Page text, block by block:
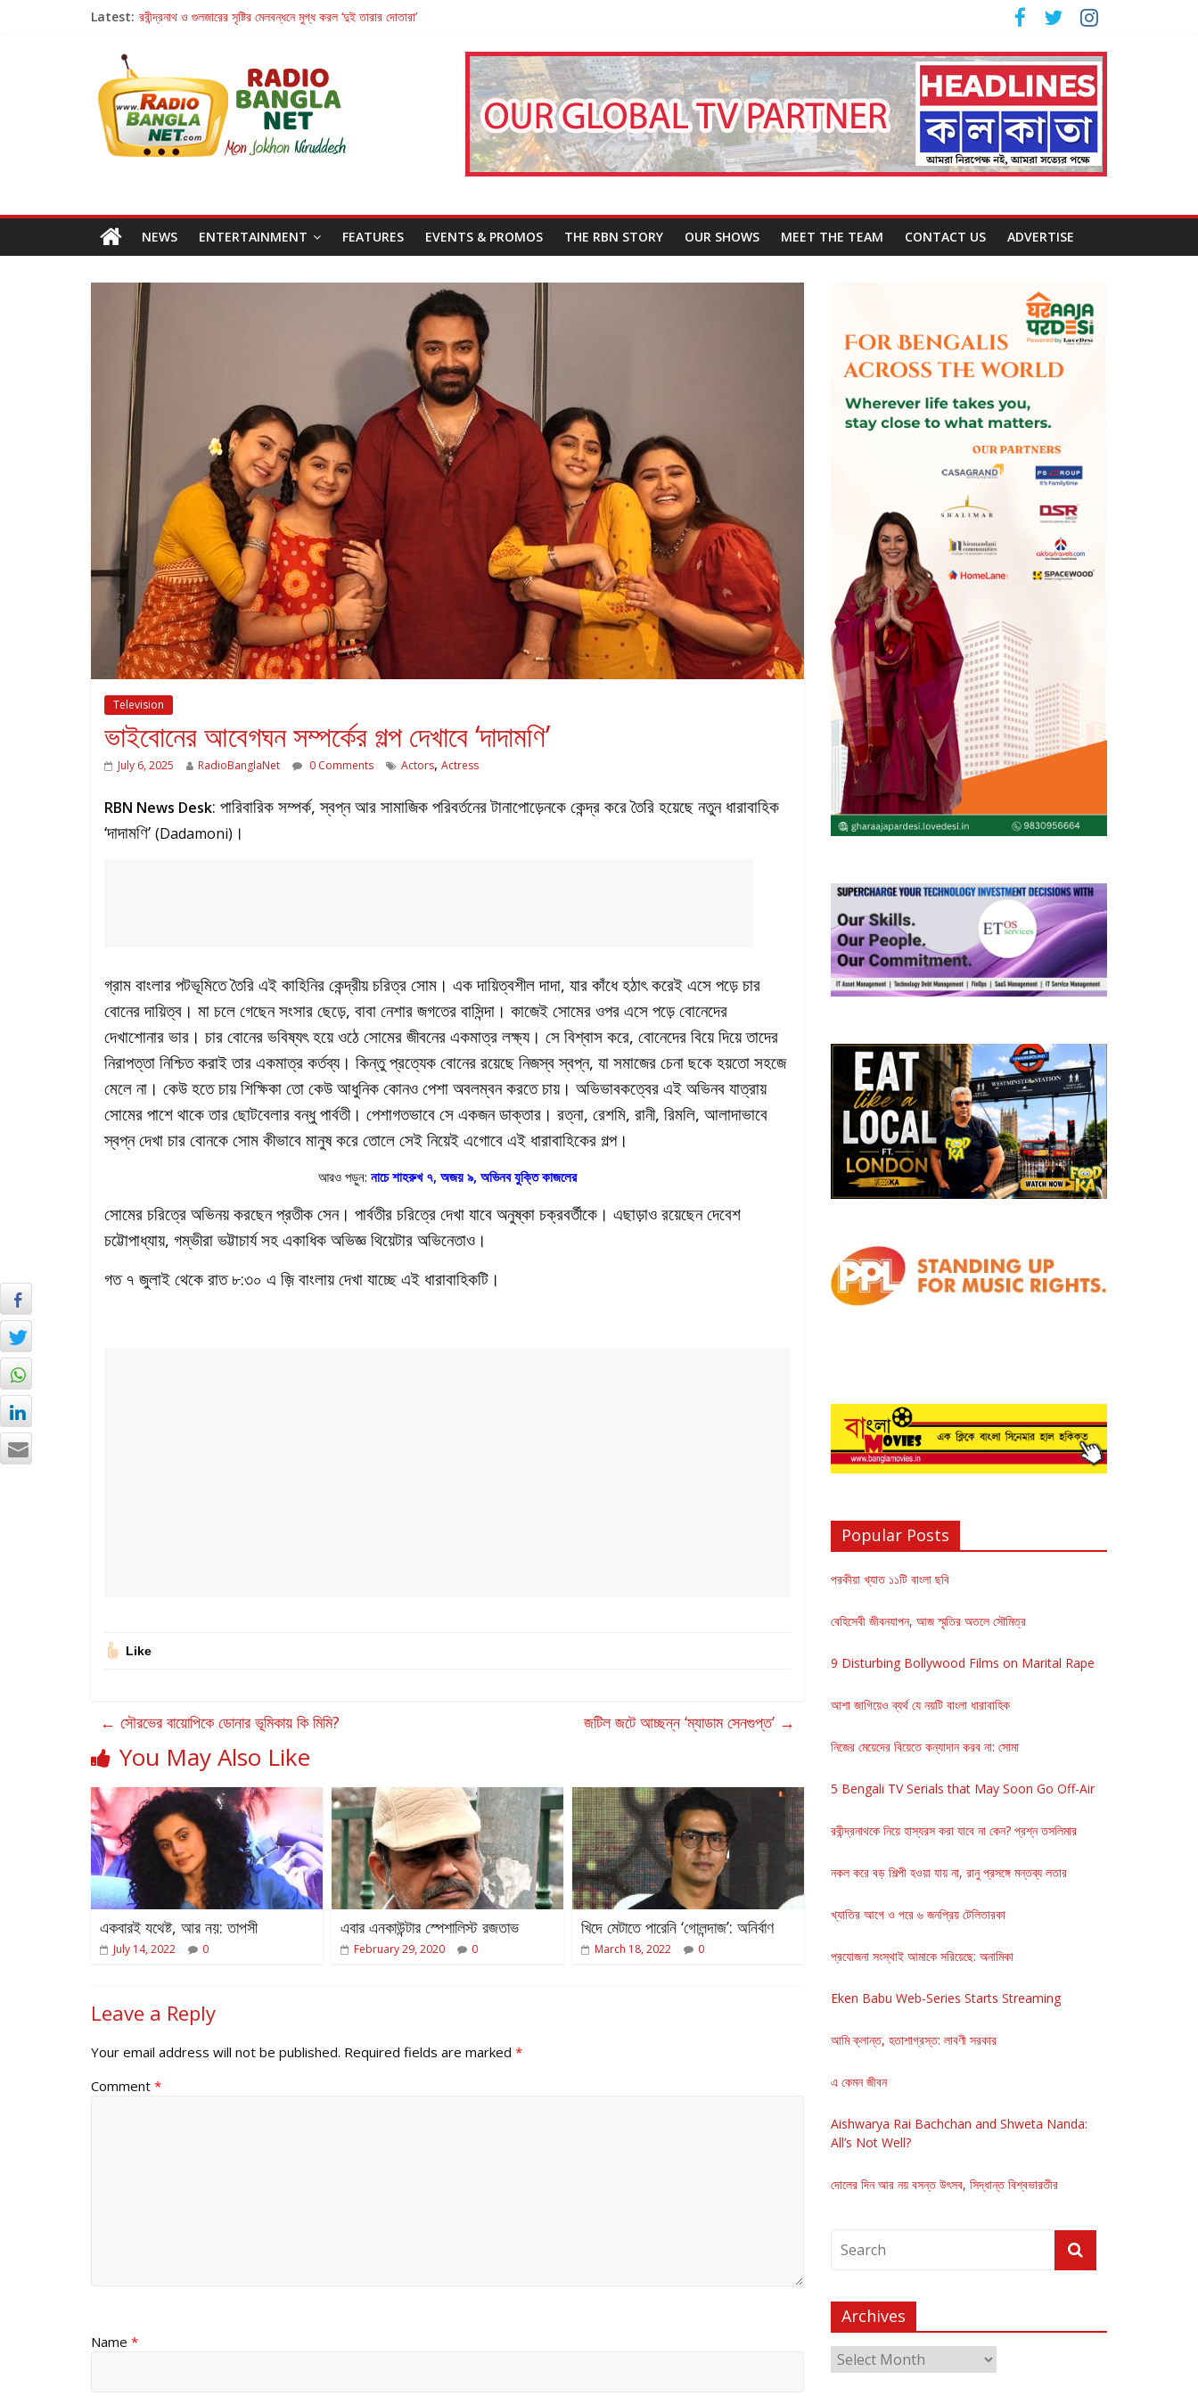
Latest: রবীন্দ্রনাথ ও গুলজারের সৃষ্টির মেলবন্ধনে মুগ্ধ করল ‘দুই তারার দোতারা’
Retribution: A Thought-Provoking Short Film That Challenges Our Understanding of Justice
হাওয়া বদলের টলিউডে ‘তুমি এলে তাই’
NEWS ENTERTAINMENT FEATURES EVENTS & PROMOS THE RBN STORY OUR SHOWS MEET THE TEAM CONTACT US ADVERTISE
Television
ভাইবোনের আবেগঘন সম্পর্কের গল্প দেখাবে ‘দাদামণি’
July 6, 2025 RadioBanglaNet 0 Comments Actors, Actress
RBN News Desk: পারিবারিক সম্পর্ক, স্বপ্ন আর সামাজিক পরিবর্তনের টানাপোড়েনকে কেন্দ্র করে তৈরি হয়েছে নতুন ধারাবাহিক
‘দাদামণি’ (Dadamoni) ।
গ্রাম বাংলার পটভূমিতে তৈরি এই কাহিনির কেন্দ্রীয় চরিত্র সোম। এক দায়িত্বশীল দাদা, যার কাঁধে হঠাৎ করেই এসে পড়ে চার
বোনের দায়িত্ব। মা চলে গেছেন সংসার ছেড়ে, বাবা নেশার জগতের বাসিন্দা। কাজেই সোমের ওপর এসে পড়ে বোনেদের
দেখাশোনার ভার। চার বোনের ভবিষ্যৎ হয়ে ওঠে সোমের জীবনের একমাত্র লক্ষ্য। সে বিশ্বাস করে, বোনেদের বিয়ে দিয়ে তাদের
নিরাপত্তা নিশ্চিত করাই তার একমাত্র কর্তব্য। কিন্তু প্রত্যেক বোনের রয়েছে নিজস্ব স্বপ্ন, যা সমাজের চেনা ছকে হয়তো সহজে
মেলে না। কেউ হতে চায় শিক্ষিকা তো কেউ আধুনিক কোনও পেশা অবলম্বন করতে চায়। অভিভাবকত্বের এই অভিনব যাত্রায়
সোমের পাশে থাকে তার ছোটবেলার বন্ধু পার্বতী। পেশাগতভাবে সে একজন ডাক্তার। রত্না, রেশমি, রানী, রিমলি, আলাদাভাবে
স্বপ্ন দেখা চার বোনকে সোম কীভাবে মানুষ করে তোলে সেই নিয়েই এগোবে এই ধারাবাহিকের গল্প।
আরও পড়ুন: নাচে শাহরুখ ৭, অজয় ৯, অভিনব যুক্তি কাজলের
সোমের চরিত্রে অভিনয় করছেন প্রতীক সেন। পার্বতীর চরিত্রে দেখা যাবে অনুষ্কা চক্রবর্তীকে। এছাড়াও রয়েছেন দেবেশ
চট্টোপাধ্যায়, গম্ভীরা ভট্টাচার্য সহ একাধিক অভিজ্ঞ থিয়েটার অভিনেতাও।
গত ৭ জুলাই থেকে রাত ৮:৩০ এ জ়ি বাংলায় দেখা যাচ্ছে এই ধারাবাহিকটি।
Like
← সৌরভের বায়োপিকে ডোনার ভূমিকায় কি মিমি? জটিল জটে আচ্ছন্ন ‘ম্যাডাম সেনগুপ্ত’ →
You May Also Like
একবারই যথেষ্ট, আর নয়: তাপসী
July 14, 2022 0
এবার এনকাউন্টার স্পেশালিস্ট রজতাভ
February 29, 2020 0
খিদে মেটাতে পারেনি ‘গোলন্দাজ’: অনির্বাণ
March 18, 2022 0
Leave a Reply
Your email address will not be published. Required fields are marked *
Comment *
Name *
Popular Posts
পরকীয়া খ্যাত ১১টি বাংলা ছবি
বেহিসেবী জীবনযাপন, আজ স্মৃতির অতলে সৌমিত্র
9 Disturbing Bollywood Films on Marital Rape
আশা জাগিয়েও ব্যর্থ যে নয়টি বাংলা ধারাবাহিক
নিজের মেয়েদের বিয়েতে কন্যাদান করব না: সোমা
5 Bengali TV Serials that May Soon Go Off-Air
রবীন্দ্রনাথকে নিয়ে হাস্যরস করা যাবে না কেন? প্রশ্ন তসলিমার
নকল করে বড় শিল্পী হওয়া যায় না, রানু প্রসঙ্গে মন্তব্য লতার
খ্যাতির আগে ও পরে ৬ জনপ্রিয় টেলিতারকা
প্রযোজনা সংস্থাই আমাকে সরিয়েছে: অনামিকা
Eken Babu Web-Series Starts Streaming
আমি ক্লান্ত, হতাশাগ্রস্ত: লাবণী সরকার
এ কেমন জীবন
Aishwarya Rai Bachchan and Shweta Nanda:
All’s Not Well?
দোলের দিন আর নয় বসন্ত উৎসব, সিদ্ধান্ত বিশ্বভারতীর
Archives